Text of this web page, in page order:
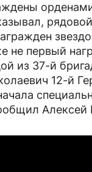
рядовой
не первый
из 37-й
12-й
Алексей